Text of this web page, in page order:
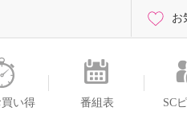
い得 番組表 SC
お